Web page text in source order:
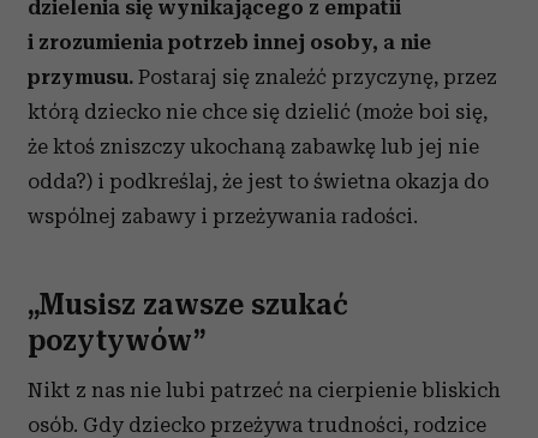
dzielenia się wynikającego z empatii
i zrozumienia potrzeb innej osoby, a nie
przymusu. Postaraj się znaleźć przyczynę, przez
którą dziecko nie chce się dzielić (może boi się,
że ktoś zniszczy ukochaną zabawkę lub jej nie
odda?) i podkreślaj, że jest to świetna okazja do
wspólnej zabawy i przeżywania radości.
„Musisz zawsze szukać
pozytywów”
Nikt z nas nie lubi patrzeć na cierpienie bliskich
osób. Gdy dziecko przeżywa trudności, rodzice